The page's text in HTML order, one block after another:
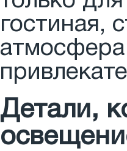
гостиная,
Детали,